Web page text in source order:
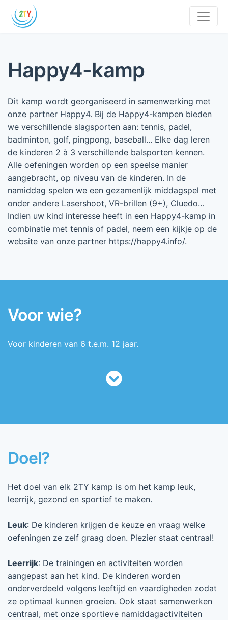
Happy4-kamp
Dit kamp wordt georganiseerd in samenwerking met
onze partner Happy4. Bij de Happy4-kampen bieden
we verschillende slagsporten aan: tennis, padel,
badminton, golf, pingpong, baseball... Elke dag leren
de kinderen 2 à 3 verschillende balsporten kennen.
Alle oefeningen worden op een speelse manier
aangebracht, op niveau van de kinderen. In de
namiddag spelen we een gezamenlijk middagspel met
onder andere Lasershoot, VR-brillen (9+), Cluedo…
Indien uw kind interesse heeft in een Happy4-kamp in
combinatie met tennis of padel, neem een kijkje op de
website van onze partner https://happy4.info/.
Voor wie?
Voor kinderen van 6 t.e.m. 12 jaar.
Doel?
Het doel van elk 2TY kamp is om het kamp leuk,
leerrijk, gezond en sportief te maken.
Leuk: De kinderen krijgen de keuze en vraag welke
oefeningen ze zelf graag doen. Plezier staat centraal!
Leerrijk: De trainingen en activiteiten worden
aangepast aan het kind. De kinderen worden
onderverdeeld volgens leeftijd en vaardigheden zodat
ze optimaal kunnen groeien. Ook staat samenwerken
centraal, met onze sportieve namiddagactiviteiten